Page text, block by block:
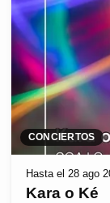
CONCIERTOS
Hasta el 28 ago
Kara o Ké